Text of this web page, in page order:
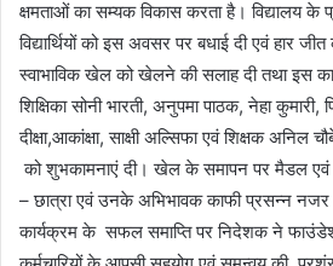
क्षमताओं का सम्यक विकास करता है। विद्यालय के
विद्यार्थियों को इस अवसर पर बधाई दी एवं हार
स्वाभाविक खेल को खेलने की सलाह दी तथा इस
शिक्षिका सोनी भारती, अनुपमा पाठक, नेहा कुमारी,
दीक्षा,आकांक्षा, साक्षी अल्सिफा एवं शिक्षक
को शुभकामनाएं दी। खेल के समापन पर मैडल एवं
– छात्रा एवं उनके अभिभावक काफी प्रसन्न
कार्यक्रम के सफल समाप्ति पर निदेशक ने